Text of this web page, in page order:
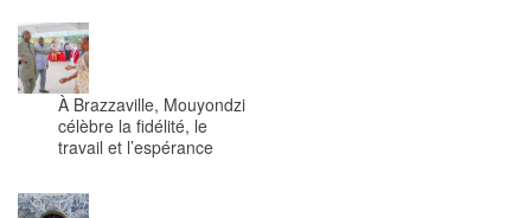
À Brazzaville, Mouyondzi
célèbre la fidélité, le
travail et l’espérance